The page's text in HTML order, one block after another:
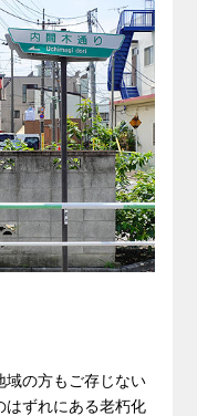
域の方もご存じない
はずれにある老朽化